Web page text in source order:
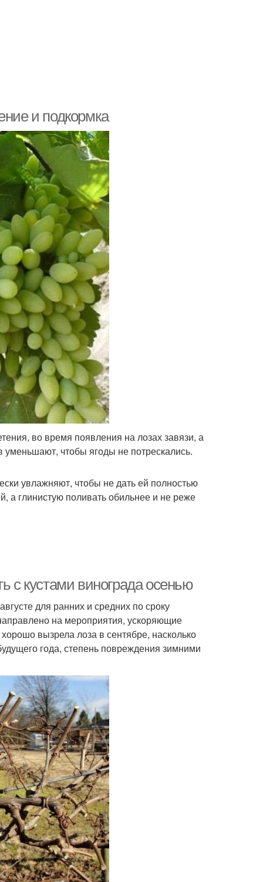
и подкормка
во время появления на лозах завязи, а
уменьшают, чтобы ягоды не потрескались.
увлажняют, чтобы не дать ей полностью
а глинистую поливать обильнее и не реже
с кустами винограда осенью
для ранних и средних по сроку
на мероприятия, ускоряющие
вызрела лоза в сентябре, насколько
года, степень повреждения зимними